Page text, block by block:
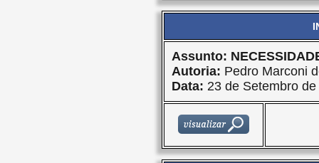
Assunto:
Autoria: Pedro Marconi
Data: 23 de Setembro de